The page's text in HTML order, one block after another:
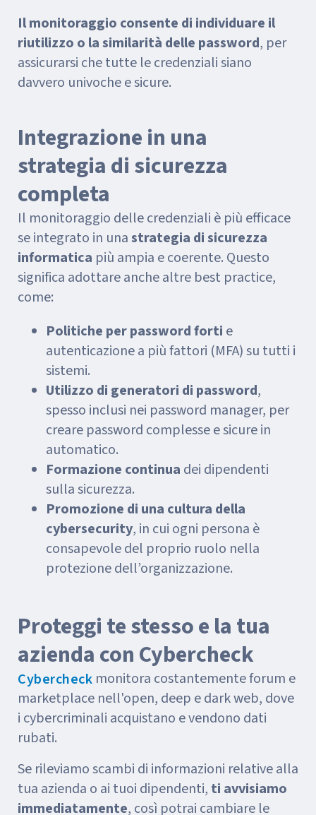
Il monitoraggio consente di individuare il
riutilizzo o la similarità delle password, per
assicurarsi che tutte le credenziali siano
davvero univoche e sicure.
Integrazione in una
strategia di sicurezza
completa
Il monitoraggio delle credenziali è più efficace
se integrato in unastrategia di sicurezza
informatica più ampia e coerente. Questo
significa adottare anche altre best practice,
come:
Politiche per password forti e
autenticazione a più fattori (MFA) su tutti i
sistemi.
Utilizzo di generatori di password,
spesso inclusi nei password manager, per
creare password complesse e sicure in
automatico.
Formazione continua dei dipendenti
sulla sicurezza.
Promozione di una cultura della
cybersecurity, in cui ogni persona è
consapevole del proprio ruolo nella
protezione dell’organizzazione.
Proteggi te stesso e la tua
azienda con Cybercheck
Cybercheck monitora costantemente forum e
marketplace nell'open, deep e dark web, dove
i cybercriminali acquistano e vendono dati
rubati.
Se rileviamo scambi di informazioni relative alla
tua azienda o ai tuoi dipendenti, ti avvisiamo
immediatamente, così potrai cambiare le